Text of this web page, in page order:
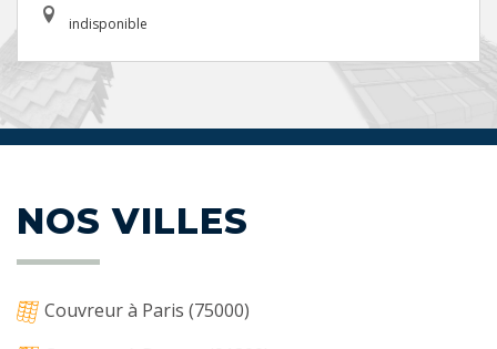
indisponible
NOS VILLES
Couvreur à Paris (75000)